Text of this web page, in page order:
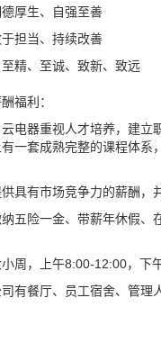
厚生、自强至善
担当、持续改善
精、至诚、致新、致远
福利：
电器重视人才培养，建
一套成熟完整的课程体系
具有市场竞争力的薪酬，
五险一金、带薪年休假、
周，上午8:00-12:00，下
有餐厅、员工宿舍、管理